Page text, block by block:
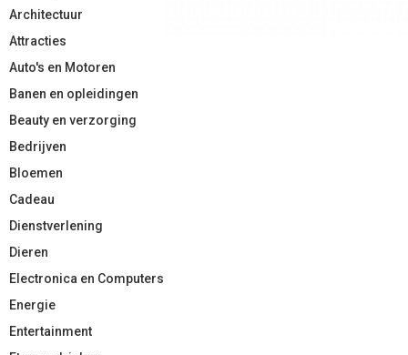
Architectuur
Attracties
Auto's en Motoren
Banen en opleidingen
Beauty en verzorging
Bedrijven
Bloemen
Cadeau
Dienstverlening
Dieren
Electronica en Computers
Energie
Entertainment